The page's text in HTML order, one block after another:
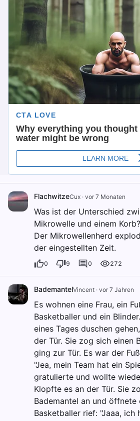
FlachwitzeCux · vor 7 Monaten
Was ist der Unterschied
Mikrowelle und einem Korb?
Der Mikrowellenherd
der eingestellten Zeit.
0 9 0 272
BademantelVincent · vor 7 Jahren
Es wohnen eine Frau, ein
Basketballer und ein
eines Tages duschen
der Tür. Sie zog sich einen
ging zur Tür. Es war der
"Jea, mein Team hat ein
gratulierte und wollte
Klopfte es an der Tür. Sie
Bademantel an und öffnete
Basketballer rief: "Jaaa, ich